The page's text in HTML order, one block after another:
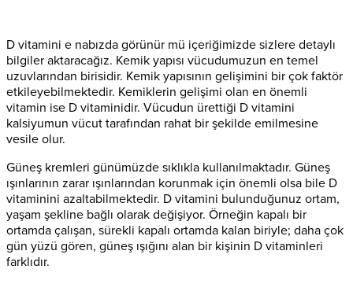
D vitamini e nabızda görünür mü içeriğimizde sizlere detaylı
bilgiler aktaracağız. Kemik yapısı vücudumuzun en temel
uzuvlarından birisidir. Kemik yapısının gelişimini bir çok faktör
etkileyebilmektedir. Kemiklerin gelişimi olan en önemli
vitamin ise D vitaminidir. Vücudun ürettiği D vitamini
kalsiyumun vücut tarafından rahat bir şekilde emilmesine
vesile olur.
Güneş kremleri günümüzde sıklıkla kullanılmaktadır. Güneş
ışınlarının zarar ışınlarından korunmak için önemli olsa bile D
vitaminini azaltabilmektedir. D vitamini bulunduğunuz ortam,
yaşam şekline bağlı olarak değişiyor. Örneğin kapalı bir
ortamda çalışan, sürekli kapalı ortamda kalan biriyle; daha çok
gün yüzü gören, güneş ışığını alan bir kişinin D vitaminleri
farklıdır.